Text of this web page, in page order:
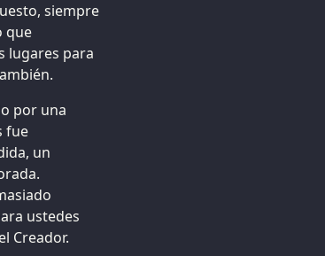
siempre
que
lugares para
por una
fue
un
ustedes
Creador.